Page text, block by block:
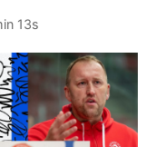
13s